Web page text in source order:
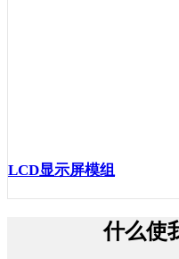
LCD显示屏模组
什么使